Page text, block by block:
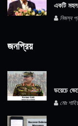
একটি
নিজস্ব
জনপ্রিয়
ডয়েচে
মোঃ